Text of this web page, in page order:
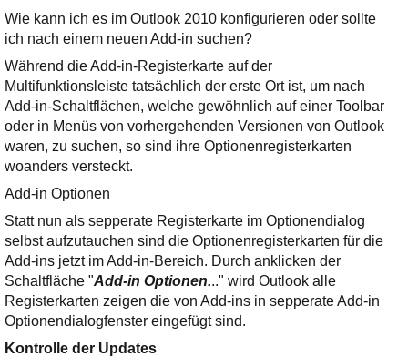
Wie kann ich es im Outlook 2010 konfigurieren oder sollte
ich nach einem neuen Add-in suchen?
Während die Add-in-Registerkarte auf der
Multifunktionsleiste tatsächlich der erste Ort ist, um nach
Add-in-Schaltflächen, welche gewöhnlich auf einer Toolbar
oder in Menüs von vorhergehenden Versionen von Outlook
waren, zu suchen, so sind ihre Optionenregisterkarten
woanders versteckt.
Add-in Optionen
Statt nun als sepperate Registerkarte im Optionendialog
selbst aufzutauchen sind die Optionenregisterkarten für die
Add-ins jetzt im Add-in-Bereich. Durch anklicken der
Schaltfläche "Add-in Optionen..." wird Outlook alle
Registerkarten zeigen die von Add-ins in sepperate Add-in
Optionendialogfenster eingefügt sind.
Kontrolle der Updates
E-Mail bestätigen